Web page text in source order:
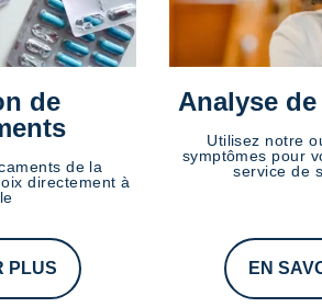
de
de la
directement à
PLUS
Analyse
Utilisez notre
symptômes pour
service de
EN